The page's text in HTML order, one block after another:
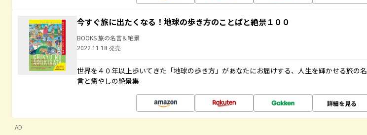
今すぐ旅に出たくなる！地球の歩き方のことばと絶景１００
BOOKS 旅の名言＆絶景
2022.11.18 発売
世界を４０年以上歩いてきた「地球の歩き方」があなたにお届けする、人生を輝かせる旅の名
言と癒やしの絶景集
詳細を見る
AD